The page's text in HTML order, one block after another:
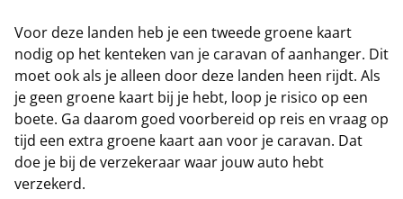
Voor deze landen heb je een tweede groene kaart
nodig op het kenteken van je caravan of aanhanger. Dit
moet ook als je alleen door deze landen heen rijdt. Als
je geen groene kaart bij je hebt, loop je risico op een
boete. Ga daarom goed voorbereid op reis en vraag op
tijd een extra groene kaart aan voor je caravan. Dat
doe je bij de verzekeraar waar jouw auto hebt
verzekerd.